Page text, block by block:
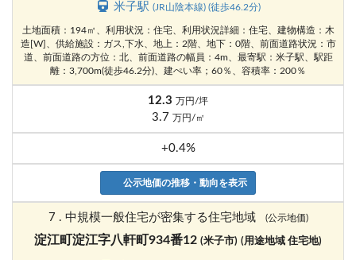
米子駅(JR山陰本線) (徒歩46.2分)
土地面積：194㎡、利用状況：住宅、利用状況詳細：住宅、建物構造：木
造[W]、供給施設：ガス,下水、地上：2階、地下：0階、前面道路状況：市
道、前面道路の方位：北、前面道路の幅員：4m、最寄駅：米子駅、駅距
離：3,700m(徒歩46.2分)、建ぺい率；60％、容積率：200％
12.3 万円/坪
3.7 万円/㎡
+0.4%
公示地価の推移・動向を表示
7 . 中規模一般住宅が密集する住宅地域 (公示地価)
淀江町淀江字八軒町934番12 (米子市) (用途地域 住宅地)